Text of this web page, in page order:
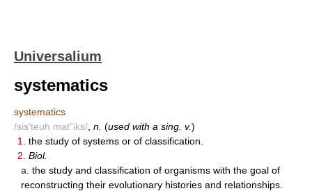
Universalium
systematics
systematics
/sis'teuh mat"iks/ n. (used with a sing. v.)
1.
the study of systems or of classification.
2. Biol.
a. the study and classification of organisms with the goal of
reconstructing their evolutionary histories and relationships.